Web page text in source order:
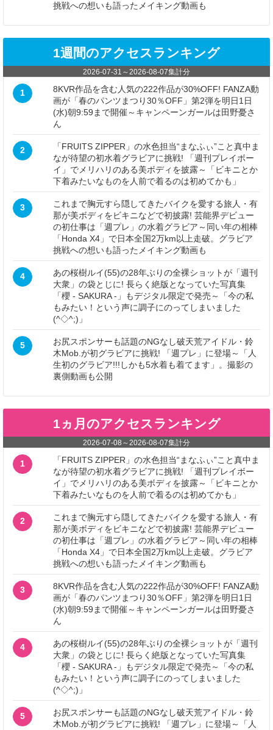
挑戦への想いも語ったメイキング動画も
1週間のアクセスランキング
2026-07-31 ～2026-08-07集計分
1
8KVR作品を含む人気の222作品が30%OFF! FANZA動
画が「春のパンツまつり30％OFF」第2弾を明日1日
(水)朝9:59まで開催～キャンペーンガールは田野憂さ
ん
2
「FRUITS ZIPPER」の水色担当“まなふぃ”こと真中ま
なが待望の初水着グラビアに挑戦! 「週刊プレイボー
イ」でメリハリのある美ボディを披露～「ビキニとか
下着みたいなものを人前で着るのは初めてかも」
3
これまで胸元すら隠してきたバイクを愛する旅人・有
那が美ボディをビキニなどで初披露! 芸能界デビュー
の初仕事は「週プレ」の水着グラビア～同い年の相棒
「Honda X4」で日本全国2万km以上走破。グラビア
挑戦への想いも語ったメイキング動画も
4
あの桜樹ルイ(55)の28年ぶりの全裸ショットが「週刊
大衆」の袋とじに! 長らく絶版となっていた写真集
「櫻 - SAKURA -」もデジタル限定で発売～「今の私
もみたい！という声に調子にのってしまいました
(^◇^;)」
5
お尻スポンサーも話題のNGなし破天荒アイドル・鈴
木Mob.が初グラビアに挑戦! 「週プレ」に登場～「人
生初のグラビア!!!しかも5水着も着てます」。撮影の
裏側動画も公開
1ヵ月のアクセスランキング
2026-07-08 ～2026-08-07集計分
1
「FRUITS ZIPPER」の水色担当“まなふぃ”こと真中ま
なが待望の初水着グラビアに挑戦! 「週刊プレイボー
イ」でメリハリのある美ボディを披露～「ビキニとか
下着みたいなものを人前で着るのは初めてかも」
2
これまで胸元すら隠してきたバイクを愛する旅人・有
那が美ボディをビキニなどで初披露! 芸能界デビュー
の初仕事は「週プレ」の水着グラビア～同い年の相棒
「Honda X4」で日本全国2万km以上走破。グラビア
挑戦への想いも語ったメイキング動画も
3
8KVR作品を含む人気の222作品が30%OFF! FANZA動
画が「春のパンツまつり30％OFF」第2弾を明日1日
(水)朝9:59まで開催～キャンペーンガールは田野憂さ
ん
4
あの桜樹ルイ(55)の28年ぶりの全裸ショットが「週刊
大衆」の袋とじに! 長らく絶版となっていた写真集
「櫻 - SAKURA -」もデジタル限定で発売～「今の私
もみたい！という声に調子にのってしまいました
(^◇^;)」
5
お尻スポンサーも話題のNGなし破天荒アイドル・鈴
木Mob.が初グラビアに挑戦! 「週プレ」に登場～「人